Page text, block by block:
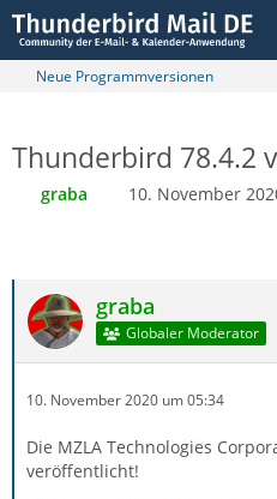
Neue Programmversionen
Thunderbird 78.4.2
graba 10. November
graba
Globaler Moderator
10. November 2020 um 05:34
Die MZLA Technologies
veröffentlicht!